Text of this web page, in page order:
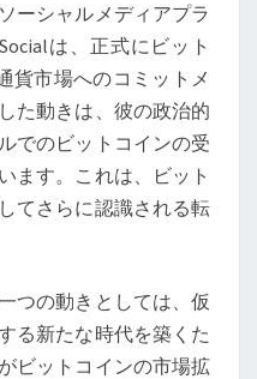
ク
の
、
価
ーシャルメディアプラ
は、正式にビット
貨市場へのコミットメ
た動きは、彼の政治的
でのビットコインの受
ます。これは、ビット
てさらに認識される転
つの動きとしては、仮
る新たな時代を築くた
ビットコインの市場拡